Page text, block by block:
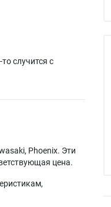
случится с
Phoenix. Эти
цена.